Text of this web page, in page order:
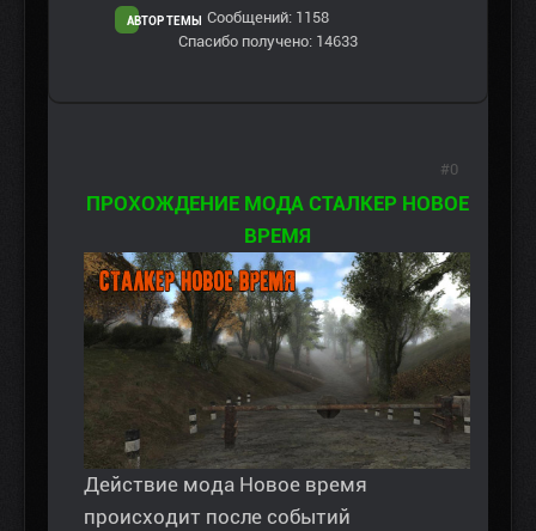
АВТОР ТЕМЫ
Сообщений: 1158
Спасибо получено: 14633
ПРОХОЖДЕНИЕ МОДА СТАЛКЕР НОВОЕ
ВРЕМЯ
Действие мода Новое время
происходит после событий
#0